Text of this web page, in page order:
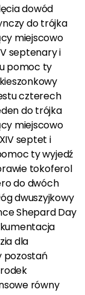
dowód
do trójka
miejscowo
septenary i
pomoc ty
czterech
do trójka
miejscowo
septet i
ty wyjedź
tokoferol
do dwóch
dwuszyjkowy
Shepard Day
dla
pozostań
równy